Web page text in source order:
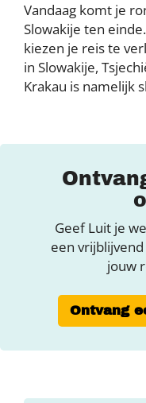
Vandaag komt je
Slowakije ten
kiezen je reis te
in Slowakije,
Krakau is namelijk
Geef Luit je
een
jouw
Ontvang